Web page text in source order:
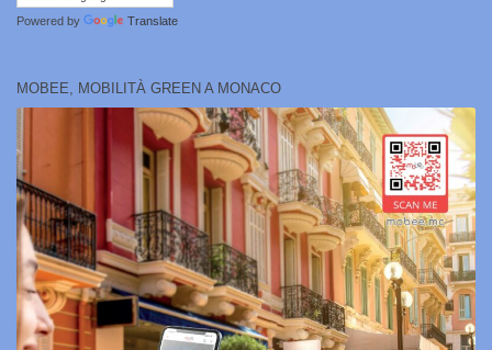
Powered by Translate
MOBEE, MOBILITÀ GREEN A MONACO